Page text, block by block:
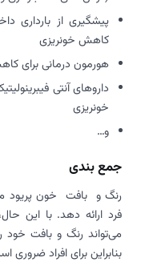
کاهش خونریزی
هورمون درمانی برای
داروهای آنتی
خونریزی
و…
جمع‌ بندی
رنگ و بافت خون پریود
فرد ارائه دهد. با این
می‌تواند رنگ و بافت خود
بنابراین برای افراد ضروری